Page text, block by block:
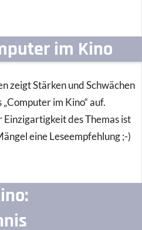
im Kino
zeigt Stärken und Schwächen
„Computer im Kino“ auf.
des Themas ist
eine Leseempfehlung ;-)